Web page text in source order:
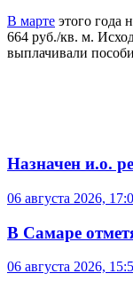
В марте этого года
664 руб./кв. м.
выплачивали
Назначен и.о.
06 августа 2026,
В Самаре
06 августа 2026,